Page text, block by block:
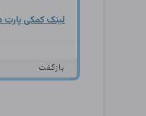
لینک کمکی پارت
بازگفت